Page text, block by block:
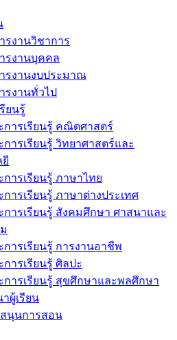
รงานวิชาการ
รงานบุคคล
รงานงบประมาณ
รงานทั่วไป
ยนรู้
การเรียนรู้ คณิตศาสตร์
ารเรียนรู้ วิทยาศาสตร์และ
ยี
ารเรียนรู้ ภาษาไทย
ารเรียนรู้ ภาษาต่างประเทศ
การเรียนรู้ สังคมศึกษา ศาสนาและ
การเรียนรู้ การงานอาชีพ
ารเรียนรู้ ศิลปะ
การเรียนรู้ สุขศึกษาและพลศึกษา
ผู้เรียน
นุนการสอน